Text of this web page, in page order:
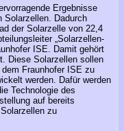
Ergebnisse
Solarzellen. Dadurch
der Solarzelle von 22,4
„Solarzellen-
ISE. Damit gehört
Diese Solarzellen sollen
Fraunhofer ISE zu
werden. Dafür werden
Technologie des
auf bereits
zu